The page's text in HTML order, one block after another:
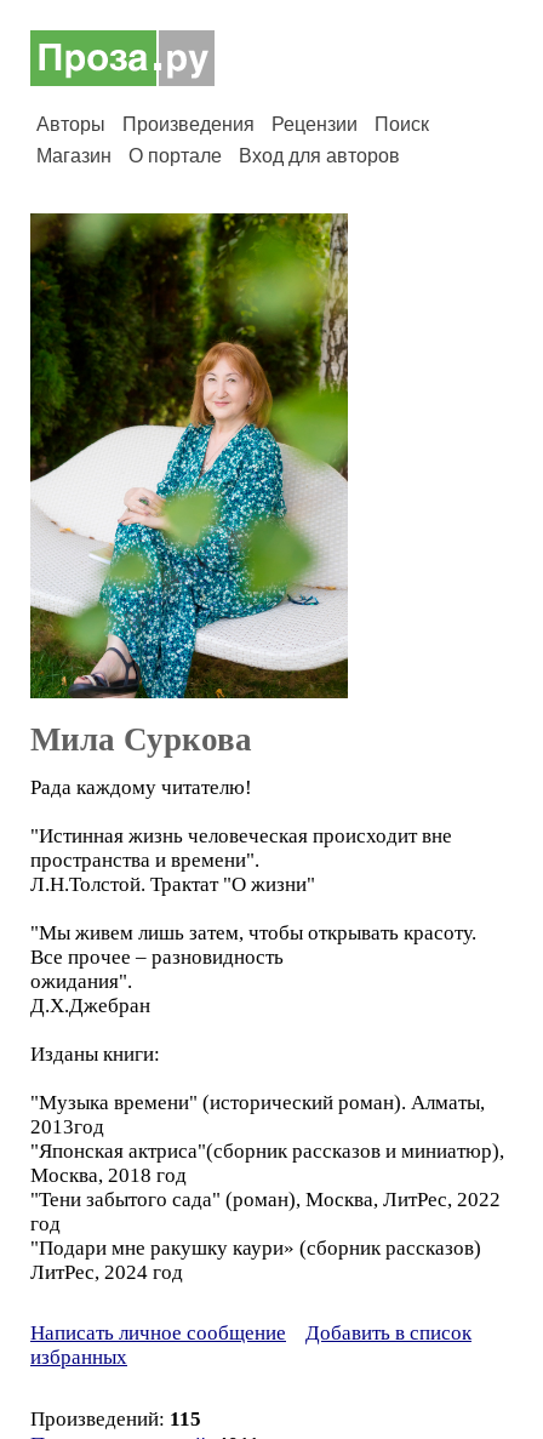
Авторы Произведения Рецензии
Поиск
Магазин
О портале Вход для авторов
Мила Суркова
Рада каждому читателю!
"Истинная жизнь человеческая происходит вне
пространства и времени".
Л.Н.Толстой. Трактат "О жизни"
"Мы живем лишь затем, чтобы открывать красоту.
Все прочее – разновидность
ожидания".
Д.Х.Джебран
Изданы книги:
"Музыка времени" (исторический роман). Алматы,
2013год
"Японская актриса"(сборник рассказов и миниатюр),
Москва, 2018 год
"Тени забытого сада" (роман), Москва, ЛитРес, 2022
год
"Подари мне ракушку каури» (сборник рассказов)
ЛитРес, 2024 год
Написать личное сообщение
Добавить в список
избранных
Произведений: 115